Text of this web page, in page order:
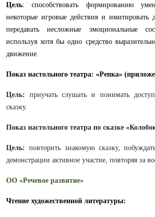
Цель:способствовать формированию
некоторые игровые действия и имитировать
передавать несложные эмоциональные
используя хотя бы одно средство
движение.
Показ настольного театра: «Репка»
Цель: приучать слушать и понимать
сказку.
Показ настольного театра по сказке
Цель: повторить знакомую сказку,
демонстрации активное участие, повторяя за
ОО «Речевое развитие»
Чтение художественной литературы: